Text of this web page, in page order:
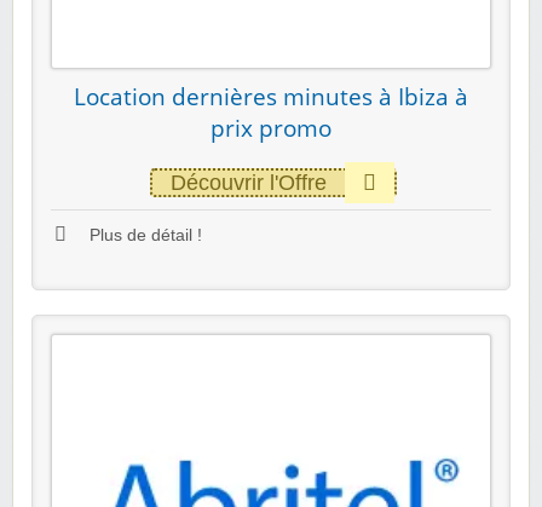
Location dernières minutes à Ibiza à
prix promo
Découvrir l'Offre
Plus de détail !